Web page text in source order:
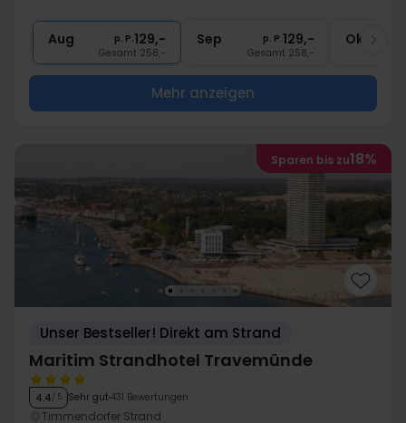
1x Abschiedsgeschenk
Aug p. P.129,-
Gesamt 258,-
Sep p. P.129,-
Gesamt 258,-
Okt
Mehr anzeigen
Sparen bis zu18%
Unser Bestseller! Direkt am Strand
Maritim Strandhotel Travemünde
4.4/ 5 Sehr gut 431 Bewertungen
Timmendorfer Strand